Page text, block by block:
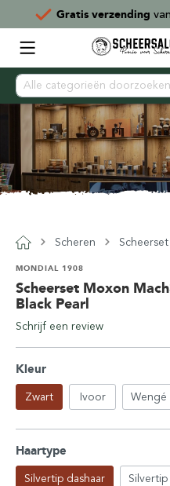
Gratis verzending
Scheren Scheerset
Scheerset Moxon
Black Pearl
MONDIAL 1908
Schrijf een review
Kleur
Zwart Ivoor
Haartype
Silvertip dashaar Silvertip